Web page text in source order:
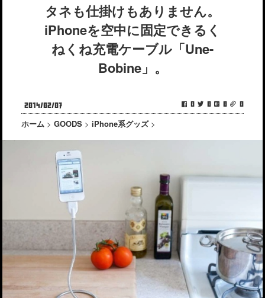
タネも仕掛けもありません。
iPhoneを空中に固定できるく
ねくね充電ケーブル「Une-
Bobine」。
0 0 0 0
2014/02/07
ホーム > GOODS > iPhone系グッズ >